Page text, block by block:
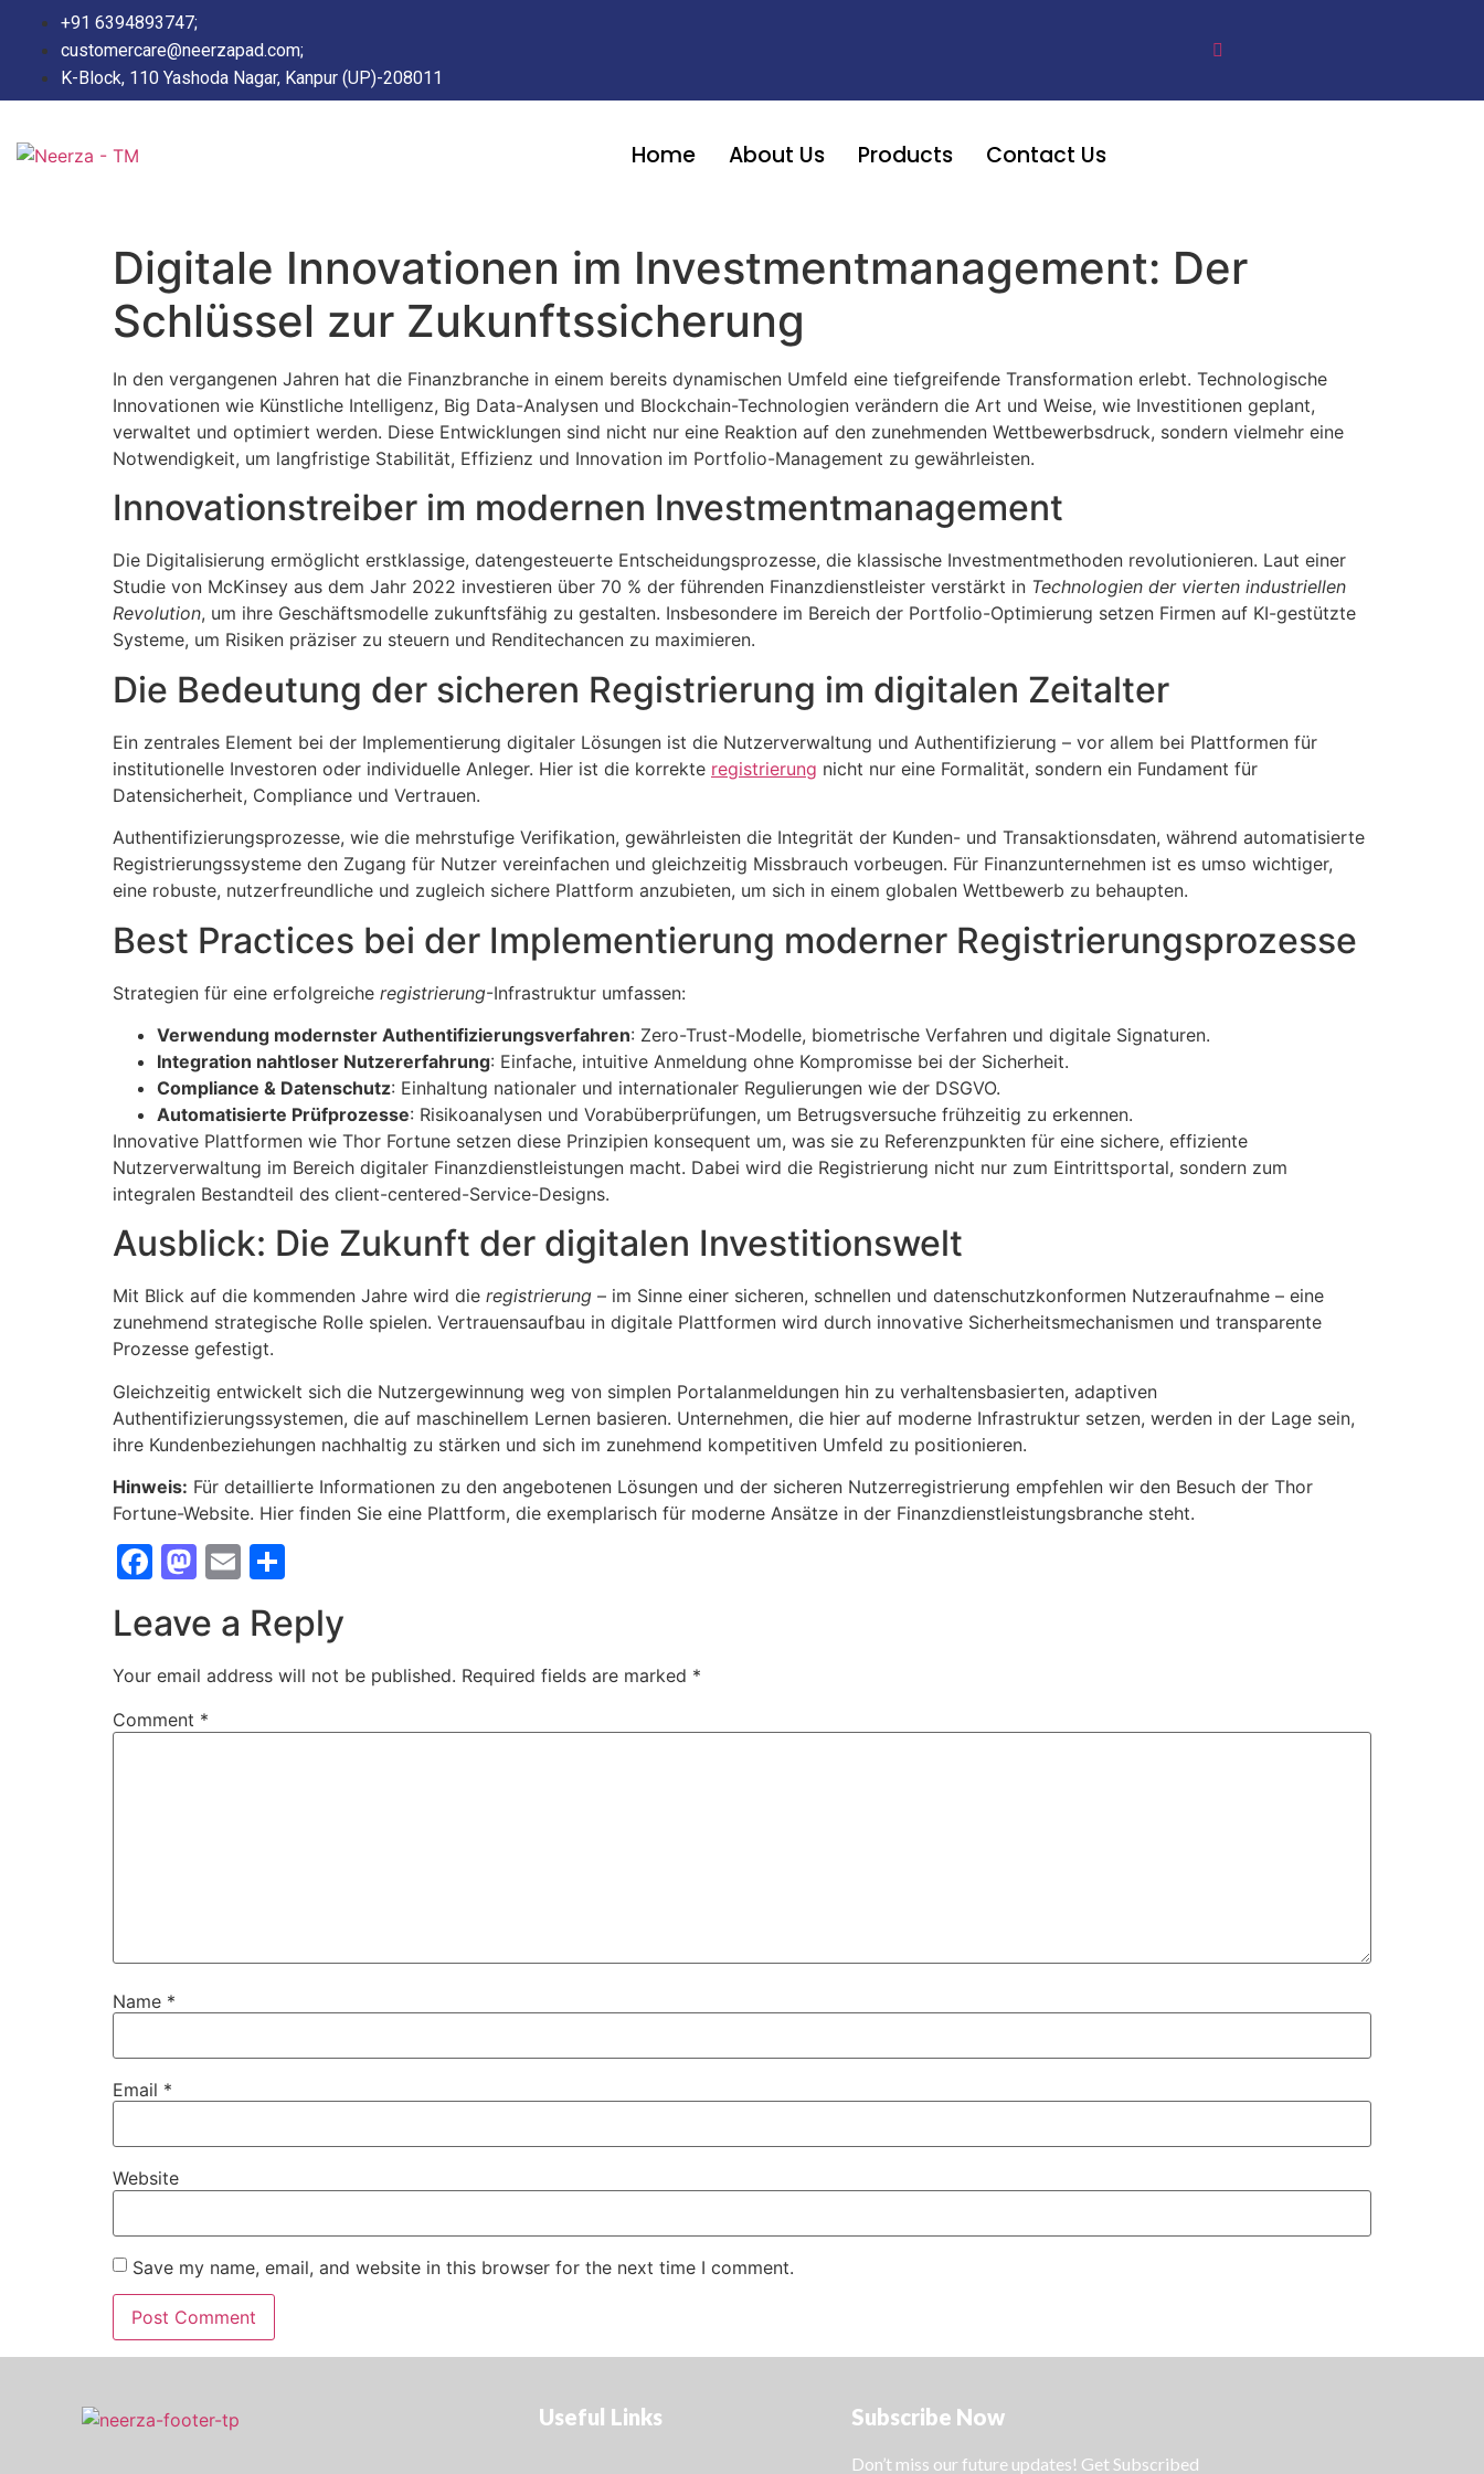
+91 6394893747;
customercare@neerzapad.com;
K-Block, 110 Yashoda Nagar, Kanpur (UP)-208011
Home About Us Products Contact Us
Digitale Innovationen im Investmentmanagement: Der
Schlüssel zur Zukunftssicherung
In den vergangenen Jahren hat die Finanzbranche in einem bereits dynamischen Umfeld eine tiefgreifende Transformation erlebt. Technologische
Innovationen wie Künstliche Intelligenz, Big Data-Analysen und Blockchain-Technologien verändern die Art und Weise, wie Investitionen geplant,
verwaltet und optimiert werden. Diese Entwicklungen sind nicht nur eine Reaktion auf den zunehmenden Wettbewerbsdruck, sondern vielmehr eine
Notwendigkeit, um langfristige Stabilität, Effizienz und Innovation im Portfolio-Management zu gewährleisten.
Innovationstreiber im modernen Investmentmanagement
Die Digitalisierung ermöglicht erstklassige, datengesteuerte Entscheidungsprozesse, die klassische Investmentmethoden revolutionieren. Laut einer
Studie von McKinsey aus dem Jahr 2022 investieren über 70 % der führenden Finanzdienstleister verstärkt in Technologien der vierten industriellen
Revolution, um ihre Geschäftsmodelle zukunftsfähig zu gestalten. Insbesondere im Bereich der Portfolio-Optimierung setzen Firmen auf KI-gestützte
Systeme, um Risiken präziser zu steuern und Renditechancen zu maximieren.
Die Bedeutung der sicheren Registrierung im digitalen Zeitalter
Ein zentrales Element bei der Implementierung digitaler Lösungen ist die Nutzerverwaltung und Authentifizierung – vor allem bei Plattformen für
institutionelle Investoren oder individuelle Anleger. Hier ist die korrekte registrierung nicht nur eine Formalität, sondern ein Fundament für
Datensicherheit, Compliance und Vertrauen.
Authentifizierungsprozesse, wie die mehrstufige Verifikation, gewährleisten die Integrität der Kunden- und Transaktionsdaten, während automatisierte
Registrierungssysteme den Zugang für Nutzer vereinfachen und gleichzeitig Missbrauch vorbeugen. Für Finanzunternehmen ist es umso wichtiger,
eine robuste, nutzerfreundliche und zugleich sichere Plattform anzubieten, um sich in einem globalen Wettbewerb zu behaupten.
Best Practices bei der Implementierung moderner Registrierungsprozesse
Strategien für eine erfolgreiche registrierung-Infrastruktur umfassen:
Verwendung modernster Authentifizierungsverfahren: Zero-Trust-Modelle, biometrische Verfahren und digitale Signaturen.
Integration nahtloser Nutzererfahrung: Einfache, intuitive Anmeldung ohne Kompromisse bei der Sicherheit.
Compliance & Datenschutz: Einhaltung nationaler und internationaler Regulierungen wie der DSGVO.
Automatisierte Prüfprozesse: Risikoanalysen und Vorabüberprüfungen, um Betrugsversuche frühzeitig zu erkennen.
Innovative Plattformen wie Thor Fortune setzen diese Prinzipien konsequent um, was sie zu Referenzpunkten für eine sichere, effiziente
Nutzerverwaltung im Bereich digitaler Finanzdienstleistungen macht. Dabei wird die Registrierung nicht nur zum Eintrittsportal, sondern zum
integralen Bestandteil des client-centered-Service-Designs.
Ausblick: Die Zukunft der digitalen Investitionswelt
Mit Blick auf die kommenden Jahre wird die registrierung – im Sinne einer sicheren, schnellen und datenschutzkonformen Nutzeraufnahme – eine
zunehmend strategische Rolle spielen. Vertrauensaufbau in digitale Plattformen wird durch innovative Sicherheitsmechanismen und transparente
Prozesse gefestigt.
Gleichzeitig entwickelt sich die Nutzergewinnung weg von simplen Portalanmeldungen hin zu verhaltensbasierten, adaptiven
Authentifizierungssystemen, die auf maschinellem Lernen basieren. Unternehmen, die hier auf moderne Infrastruktur setzen, werden in der Lage sein,
ihre Kundenbeziehungen nachhaltig zu stärken und sich im zunehmend kompetitiven Umfeld zu positionieren.
Hinweis: Für detaillierte Informationen zu den angebotenen Lösungen und der sicheren Nutzerregistrierung empfehlen wir den Besuch der Thor
Fortune-Website. Hier finden Sie eine Plattform, die exemplarisch für moderne Ansätze in der Finanzdienstleistungsbranche steht.
Facebook
Mastodon
Email
Leave a Reply
Your email address will not be published. Required fields are marked *
Comment *
Name *
Email *
Website
Save my name, email, and website in this browser for the next time I comment.
Useful Links Subscribe Now
Don’t miss our future updates! Get Subscribed